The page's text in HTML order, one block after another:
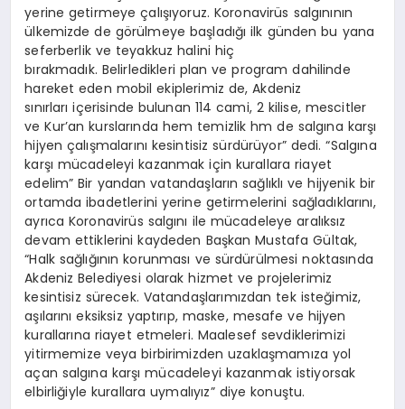
yerine getirmeye çalışıyoruz. Koronavirüs salgınının
ülkemizde de görülmeye başladığı ilk günden bu yana
seferberlik ve teyakkuz halini hiç
bırakmadık. Belirledikleri plan ve program dahilinde
hareket eden mobil ekiplerimiz de, Akdeniz
sınırları içerisinde bulunan 114 cami, 2 kilise, mescitler
ve Kur’an kurslarında hem temizlik hm de salgına karşı
hijyen çalışmalarını kesintisiz sürdürüyor” dedi. “Salgına
karşı mücadeleyi kazanmak için kurallara riayet
edelim” Bir yandan vatandaşların sağlıklı ve hijyenik bir
ortamda ibadetlerini yerine getirmelerini sağladıklarını,
ayrıca Koronavirüs salgını ile mücadeleye aralıksız
devam ettiklerini kaydeden Başkan Mustafa Gültak,
“Halk sağlığının korunması ve sürdürülmesi noktasında
Akdeniz Belediyesi olarak hizmet ve projelerimiz
kesintisiz sürecek. Vatandaşlarımızdan tek isteğimiz,
aşılarını eksiksiz yaptırıp, maske, mesafe ve hijyen
kurallarına riayet etmeleri. Maalesef sevdiklerimizi
yitirmemize veya birbirimizden uzaklaşmamıza yol
açan salgına karşı mücadeleyi kazanmak istiyorsak
elbirliğiyle kurallara uymalıyız” diye konuştu.